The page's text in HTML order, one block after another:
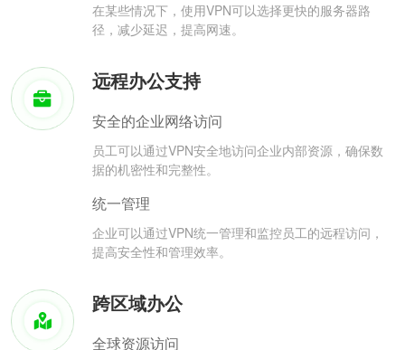
在某些情况下，使用VPN可以选择更快的服务器路
径，减少延迟，提高网速。
远程办公支持
安全的企业网络访问
员工可以通过VPN安全地访问企业内部资源，确保数
据的机密性和完整性。
统一管理
企业可以通过VPN统一管理和监控员工的远程访问，
提高安全性和管理效率。
跨区域办公
全球资源访问